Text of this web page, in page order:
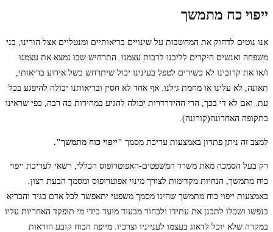
ייפוי כח מתמשך
אנו נוטים לדחוק את המחשבות על שינויים בריאותיים ומנטליים אצל הורינו, בני
משפחה ואנשים היקרים לליבנו לרבות עצמנו. התרחיש שבו נמצא את עצמנו
ו/או את קרובינו לא כשירים לטפל בעינינו יכול שיתרחש בשל אירוע בריאותי,
תאונה, לא עלינו או מחמת גילנו. אף אחד לא חסין ובריאותנו יכולה להיפגע בכל
עת. ואם לא די בכך, הרי ההידרדרות יכולה להגיע במהירות כה רבה, כפי שראינו
בתקופה האחרונה(קורונה).
למצב זה ניתן פתרון באמצעות עריכת מסמך "ייפוי כוח מתמשך".
רק בעל הסמכה מאת משרד המשפטים-האפוטרופוס הכללי, רשאי לעריכת ייפוי
כוח מתמשך, הנחיות מקדימות לצורך מינוי אפוטרופוס ומסמך הבעת רצון.
באמצעות ייפוי כוח מתמשך שהינו מסמך משפטי יתאפשר לכל אדם בגיר והבריא
בנפשו ושכלו לתכנן את עתידו ולבחור מבעוד מועד בידי מי תופקד האחריות עליו
במקרה שלא יוכל לדאוג בעצמו לענייניו וצרכיו. מייפה הכוח קובע הוראות